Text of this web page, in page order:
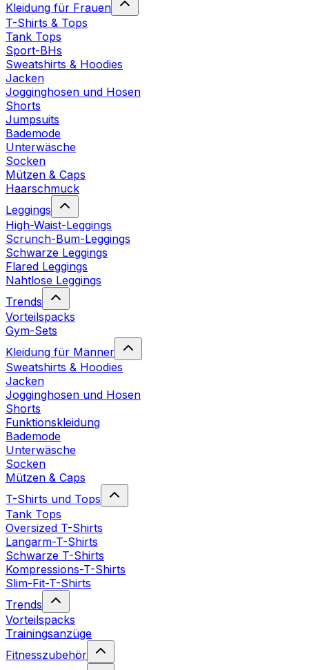
Kleidung für Frauen
T-Shirts & Tops
Tank Tops
Sport-BHs
Sweatshirts & Hoodies
Jacken
Jogginghosen und Hosen
Shorts
Jumpsuits
Bademode
Unterwäsche
Socken
Mützen & Caps
Haarschmuck
Leggings
High-Waist-Leggings
Scrunch-Bum-Leggings
Schwarze Leggings
Flared Leggings
Nahtlose Leggings
Trends
Vorteilspacks
Gym-Sets
Kleidung für Männer
Sweatshirts & Hoodies
Jacken
Jogginghosen und Hosen
Shorts
Funktionskleidung
Bademode
Unterwäsche
Socken
Mützen & Caps
T-Shirts und Tops
Tank Tops
Oversized T-Shirts
Langarm-T-Shirts
Schwarze T-Shirts
Kompressions-T-Shirts
Slim-Fit-T-Shirts
Trends
Vorteilspacks
Trainingsanzüge
Fitnesszubehör